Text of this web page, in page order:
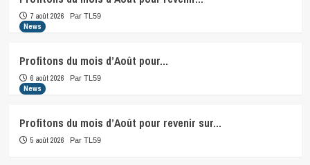
7 août 2026 Par TL59
News
Profitons du mois d’Août pour…
6 août 2026 Par TL59
News
Profitons du mois d’Août pour revenir sur…
5 août 2026 Par TL59